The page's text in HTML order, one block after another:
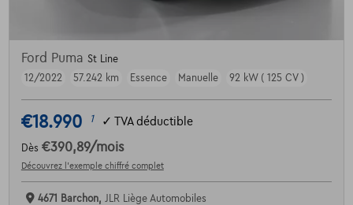
Ford Puma St Line
12/2022
57.242 km Essence Manuelle 92 kW ( 125 CV )
€18.990 1 ✓ TVA déductible
Dès €390,89/mois
Découvrez l’exemple chiffré complet
4671 Barchon, JLR Liège Automobiles